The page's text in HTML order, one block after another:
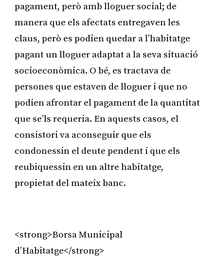
pagament, però amb lloguer social; de
manera que els afectats entregaven les
claus, però es podien quedar a l’habitatge
pagant un lloguer adaptat a la seva situació
socioeconòmica. O bé, es tractava de
persones que estaven de lloguer i que no
podien afrontar el pagament de la quantitat
que se’ls requeria. En aquests casos, el
consistori va aconseguir que els
condonessin el deute pendent i que els
reubiquessin en un altre habitatge,
propietat del mateix banc.
<strong>Borsa Municipal
d’Habitatge</strong>